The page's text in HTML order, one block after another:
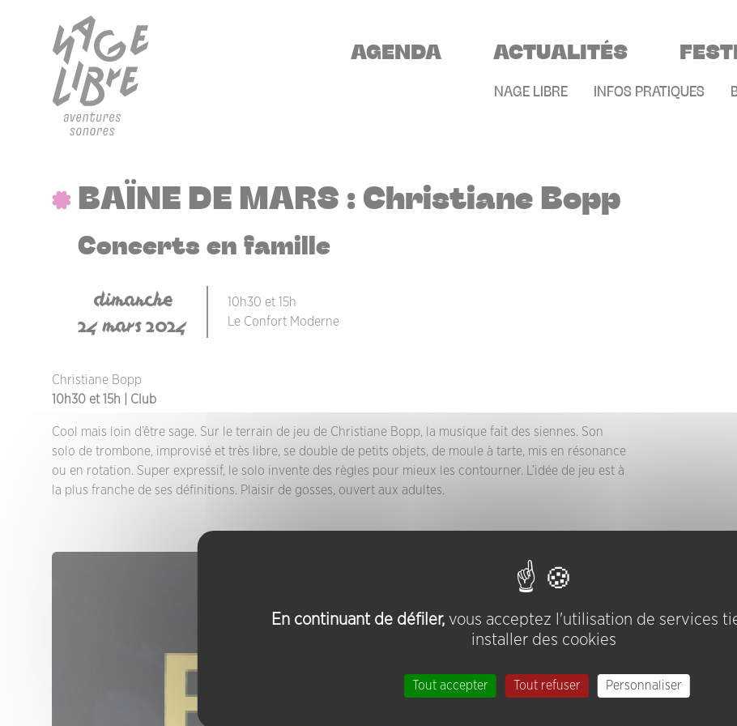
NAVIGATION PRINCIPALE
AGENDA ACTUALITÉS
MENU
NAGE LIBRE INFOS PRATIQUES
BAÏNE DE MARS : Christiane Bopp
Concerts en famille
dimanche
24 mars 2024
10h30 et 15h
Le Confort Moderne
Christiane Bopp
10h30 et 15h | Club
Cool mais loin d’être sage. Sur le terrain de jeu de Christiane Bopp, la musique fait des siennes. Son
solo de trombone, improvisé et très libre, se double de petits objets, de moule à tarte, mis en résonance
ou en rotation. Super expressif, le solo invente des règles pour mieux les contourner. L’idée de jeu est à
la plus franche de ses définitions. Plaisir de gosses, ouvert aux adultes.
En continuant de défiler,vous acceptez l'utilisation de services
installer des cookies
Tout accepter Tout refuser Personnaliser